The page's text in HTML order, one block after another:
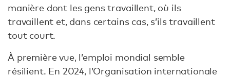
manière dont les gens travaillent, où ils
travaillent et, dans certains cas, s’ils travaillent
tout court.
À première vue, l’emploi mondial semble
résilient. En 2024, l’Organisation internationale